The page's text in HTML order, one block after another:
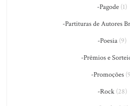
-Pagode (1)
-Partituras de Autores
-Poesia (9)
-Prêmios e
-Promoções
-Rock(28)